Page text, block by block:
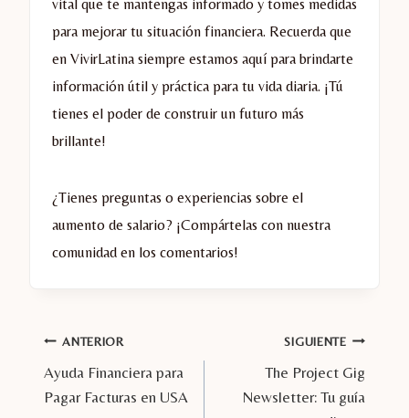
vital que te mantengas informado y tomes medidas
para mejorar tu situación financiera. Recuerda que
en VivirLatina siempre estamos aquí para brindarte
información útil y práctica para tu vida diaria. ¡Tú
tienes el poder de construir un futuro más
brillante!
¿Tienes preguntas o experiencias sobre el
aumento de salario? ¡Compártelas con nuestra
comunidad en los comentarios!
ANTERIOR
Ayuda Financiera para
Pagar Facturas en USA
SIGUIENTE
The Project Gig
Newsletter: Tu guía